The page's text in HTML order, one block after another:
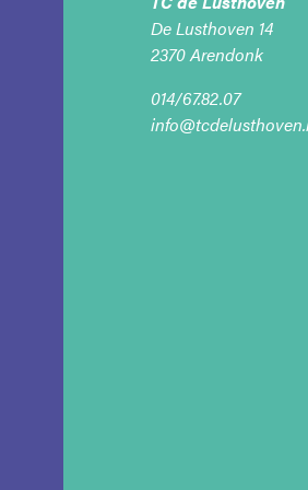
De Lusthoven 14
2370Arendonk
014/67.82.07